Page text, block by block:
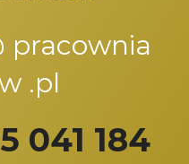
pracownia
.pl
041 184